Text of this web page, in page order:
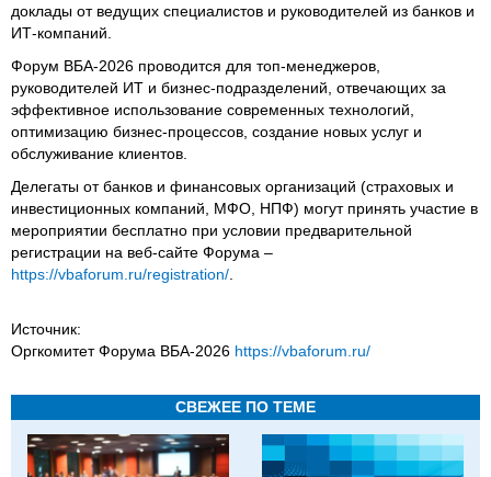
доклады от ведущих специалистов и руководителей из банков и
ИТ-компаний.
Форум ВБА-2026 проводится для топ-менеджеров,
руководителей ИТ и бизнес-подразделений, отвечающих за
эффективное использование современных технологий,
оптимизацию бизнес-процессов, создание новых услуг и
обслуживание клиентов.
Делегаты от банков и финансовых организаций (страховых и
инвестиционных компаний, МФО, НПФ) могут принять участие в
мероприятии бесплатно при условии предварительной
регистрации на веб-сайте Форума –
https://vbaforum.ru/registration/
Источник:
Оргкомитет Форума ВБА-2026 https://vbaforum.ru/
СВЕЖЕЕ ПО ТЕМЕ